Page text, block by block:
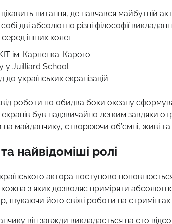
питання, де навчався майбутній
дві абсолютно різні філософії
серед інших колег.
ім. Карпенка-Карого
у Juilliard School
до українських екранізацій
роботи по обидва боки океану
був надзвичайно легким завдяки
на майданчику, створюючи об’ємні, живі
найвідоміші ролі
актора поступово
з яких дозволяє приміряти
шукаючи його свіжі роботи на стримінгах.
він завжди викладається на сто